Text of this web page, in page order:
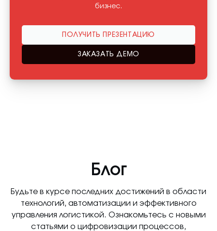
бизнес.
ПОЛУЧИТЬ ПРЕЗЕНТАЦИЮ
ЗАКАЗАТЬ ДЕМО
Блог
Будьте в курсе последних достижений в области
технологий, автоматизации и эффективного
управления логистикой. Ознакомьтесь с новыми
статьями о цифровизации процессов,